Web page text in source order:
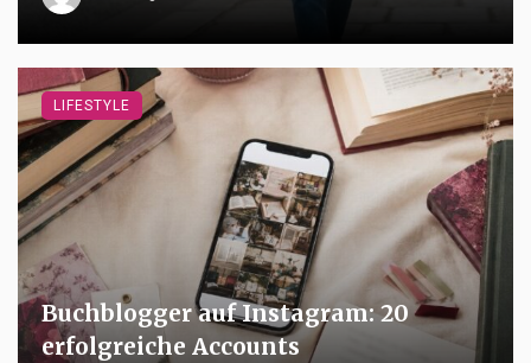
Buchblogger auf Instagram: 20
erfolgreiche Accounts
LIFESTYLE